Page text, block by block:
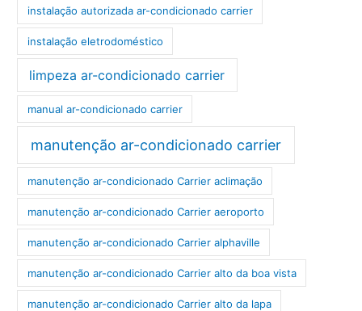
instalação autorizada ar-condicionado carrier
instalação eletrodoméstico
limpeza ar-condicionado carrier
manual ar-condicionado carrier
manutenção ar-condicionado carrier
manutenção ar-condicionado Carrier aclimação
manutenção ar-condicionado Carrier aeroporto
manutenção ar-condicionado Carrier alphaville
manutenção ar-condicionado Carrier alto da boa vista
manutenção ar-condicionado Carrier alto da lapa